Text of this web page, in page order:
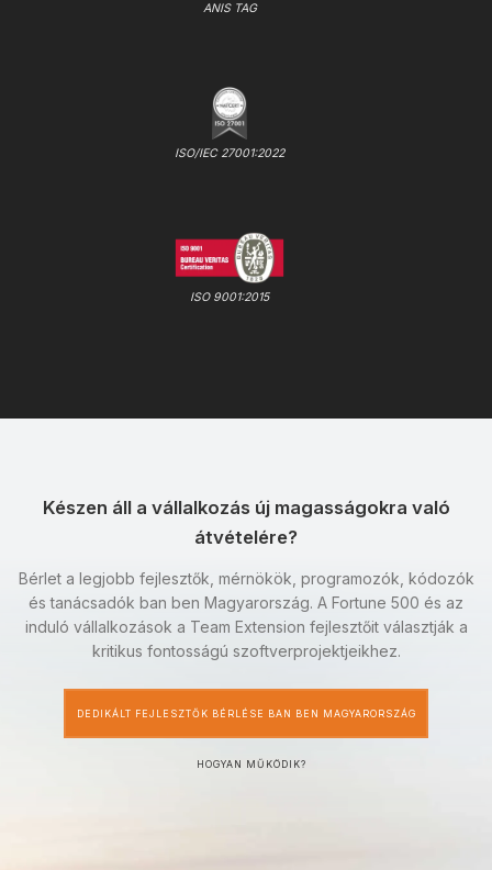
ANIS TAG
ISO/IEC 27001:2022
ISO 9001:2015
Készen áll a vállalkozás új magasságokra való
átvételére?
Bérlet a legjobb fejlesztők, mérnökök, programozók, kódozók
és tanácsadók ban ben Magyarország. A Fortune 500 és az
induló vállalkozások a Team Extension fejlesztőit választják a
kritikus fontosságú szoftverprojektjeikhez.
DEDIKÁLT FEJLESZTŐK BÉRLÉSE BAN BEN MAGYARORSZÁG
HOGYAN MŰKÖDIK?